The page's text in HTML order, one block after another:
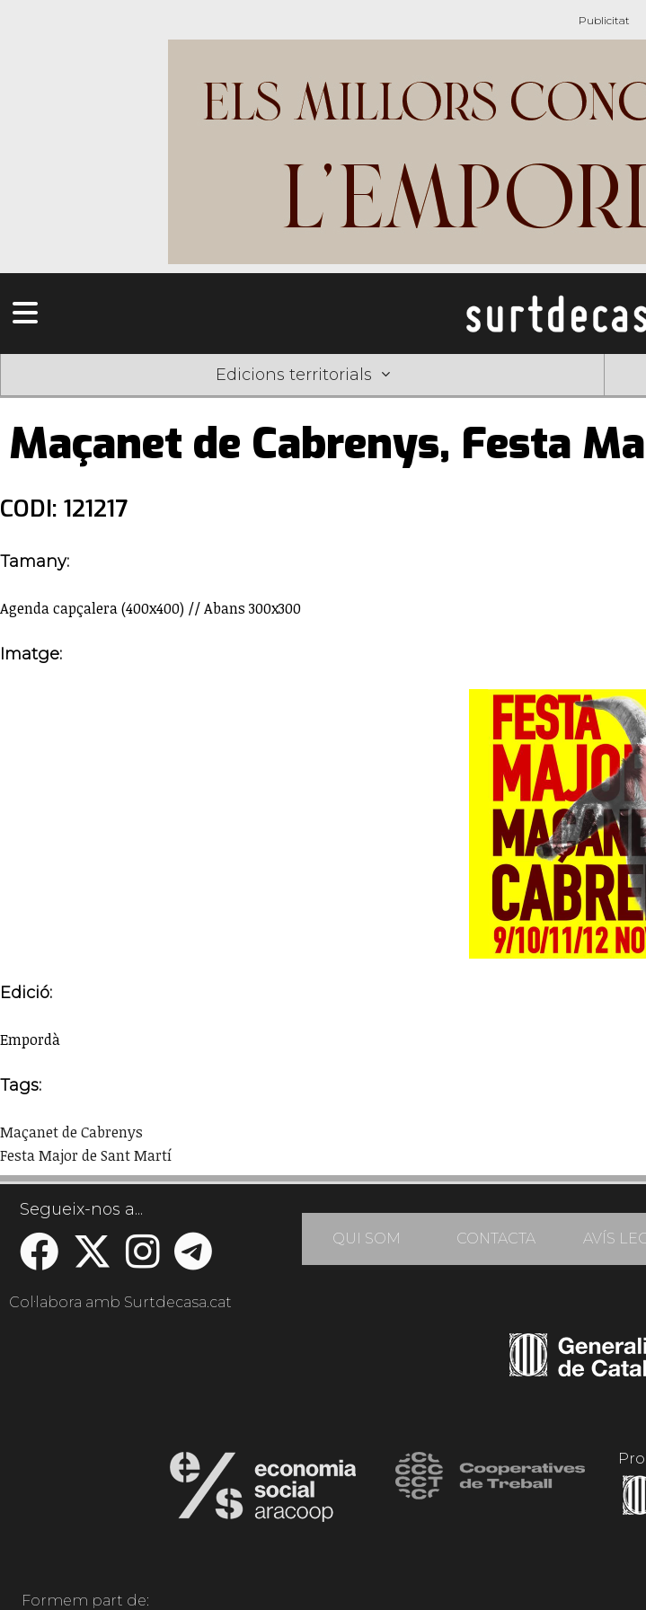
Edicions territorials
Maçanet de Cabrenys, Festa
CODI: 121217
Tamany:
Agenda capçalera (400x400) // Abans 300x300
Imatge:
Edició:
Empordà
Tags:
Maçanet de Cabrenys
Festa Major de Sant Martí
Segueix-nos a...
QUI SOM CONTACTA AVÍS
Col·labora amb Surtdecasa.cat
Formem part de: